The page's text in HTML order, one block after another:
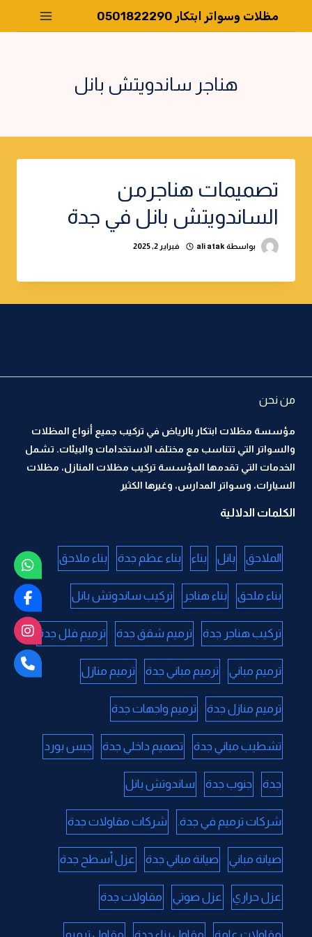
مظلات وسواتر ابتكار 0501822290
هناجر ساندويتش بانل
تصميمات هناجرمن
الساندويتش بانل في جدة
بواسطة ali atak فبراير 2, 2025
من نحن
مؤسسة مظلات ابتكار بالرياض في تركيب جميع أنواع المظلات
والسواتر التي تتناسب مع مختلف الاستخدامات والبيئات. تشمل
الخدمات التي تقدمها المؤسسة تركيب مظلات المنازل، مظلات
السيارات، وسواتر المدارس، وغيرها الكثير
الكلمات الدلالية
الملاحق بانل بناء بناء عظم جدة بناء ملاحق
بناء ملحق بناء هناجر تركيب ساندوتش بانل
تركيب هناجر جدة ترميم شقق جدة ترميم فلل جدة
ترميم مباني ترميم مباني جدة ترميم منازل
ترميم منازل جدة ترميم واجهات جدة
تشطيب مباني جدة تصميم داخلي جدة جبس بورد
جدة جنوب جدة ساندوتش بانل
شركات ترميم في جدة. شركات مقاولات جدة
صيانة مباني صيانة مباني جدة عزل أسطح جدة
عزل حراري عزل صوتي مقاولات جدة